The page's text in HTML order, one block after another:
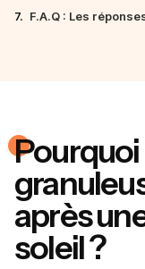
7. F.A.Q : Les
Pourquoi
après
soleil ?